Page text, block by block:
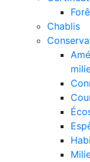
Chablis